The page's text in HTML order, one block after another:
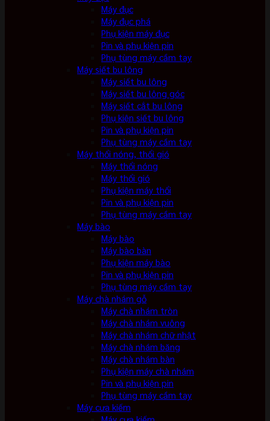
Máy đục
Máy đục phá
Phụ kiện máy đục
Pin và phụ kiện pin
Phụ tùng máy cầm tay
Máy siết bu lông
Máy siết bu lông
Máy siết bu lông góc
Máy siết cắt bu lông
Phụ kiện siết bu lông
Pin và phụ kiện pin
Phụ tùng máy cầm tay
Máy thổi nóng, thổi gió
Máy thổi nóng
Máy thổi gió
Phụ kiện máy thổi
Pin và phụ kiện pin
Phụ tùng máy cầm tay
Máy bào
Máy bào
Máy bào bàn
Phụ kiện máy bào
Pin và phụ kiện pin
Phụ tùng máy cầm tay
Máy chà nhám gỗ
Máy chà nhám tròn
Máy chà nhám vuông
Máy chà nhám chữ nhật
Máy chà nhám băng
Máy chà nhám bàn
Phụ kiện máy chà nhám
Pin và phụ kiện pin
Phụ tùng máy cầm tay
Máy cưa kiếm